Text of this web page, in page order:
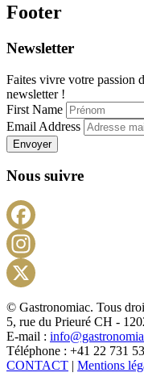
Footer
Newsletter
Faites vivre votre passion
newsletter !
First Name
Email Address
Envoyer
Nous suivre
© Gastronomiac. Tous
5, rue du Prieuré CH -
E-mail :
Téléphone : +41 22 731
CONTACT | Mentions